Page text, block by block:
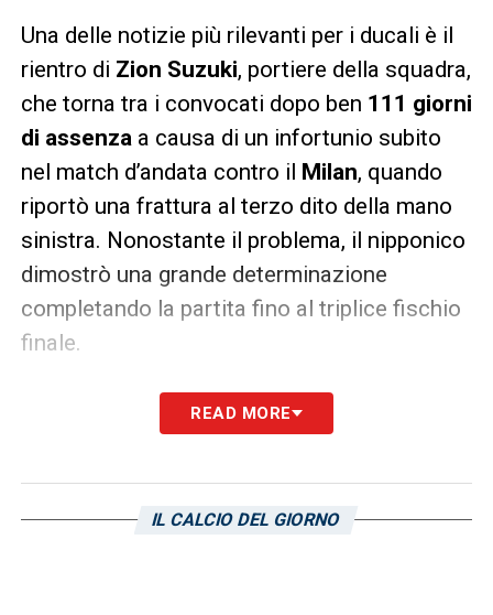
Una delle notizie più rilevanti per i ducali è il
rientro di Zion Suzuki, portiere della squadra,
che torna tra i convocati dopo ben 111 giorni
di assenza a causa di un infortunio subito
nel match d’andata contro il Milan, quando
riportò una frattura al terzo dito della mano
sinistra. Nonostante il problema, il nipponico
dimostrò una grande determinazione
completando la partita fino al triplice fischio
finale.
Con il recupero del portiere giapponese, la
Cuestapotrà contare su un
fondamentale nel difendere la porta nei
READ MORE
IL CALCIO DEL GIORNO